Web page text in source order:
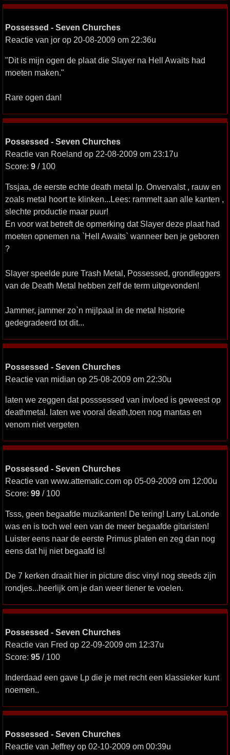
Possessed - Seven Churches
Reactie van jor op 20-08-2009 om 22:36u
"Dit is mijn ogen de plaat die Slayer na Hell Awaits had
moeten maken."
Rare ogen dan!
Possessed - Seven Churches
Reactie van Roeland op 22-08-2009 om 23:17u
Score: 9 / 100
Tssjaa, de eerste echte death metal lp. Onvervalst , rauw en
zoals metal hoort te klinken...Lees: rammelt aan alle kanten ,
slechte productie maar puur!
En voor wat betreft de opmerking dat Slayer deze plaat had
moeten opnemen na `Hell Awaits` wanneer ben je geboren
?
Slayer speelde pure Trash Metal, Possessed, grondleggers
van de Death Metal hebben zelf de term uitgevonden!
Jammer, jammer zo`n mijlpaal in de metal historie
gedegradeerd tot dit...
Possessed - Seven Churches
Reactie van midian op 25-08-2009 om 22:30u
laten we zeggen dat posssessed van invloed is geweest op
deathmetal. laten we vooral death,toen nog mantas en
venom niet vergeten
Possessed - Seven Churches
Reactie van www.attematic.com op 05-09-2009 om 12:00u
Score: 99 / 100
Tsss, geen begaafde muzikanten! De tering! Larry LaLonde
was en is toch wel een van de meer begaafde gitaristen!
Luister eens naar de eerste Primus platen en zeg dan nog
eens dat hij niet begaafd is!
De 7 kerken draait hier in picture disc vinyl nog steeds zijn
rondjes...heerlijk om je dan weer tiener te voelen.
Possessed - Seven Churches
Reactie van Fred op 22-09-2009 om 12:37u
Score: 95 / 100
Inderdaad een gave Lp die je met recht een klassieker kunt
noemen..
Possessed - Seven Churches
Reactie van Jeffrey op 02-10-2009 om 00:39u